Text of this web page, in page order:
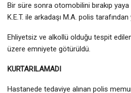
Bir süre sonra otomobilini bırakıp
K.E.T. ile arkadaşı M.A. polis tarafından
Ehliyetsiz ve alkollü olduğu tespit
üzere emniyete götürüldü.
KURTARILAMADI
Hastanede tedaviye alınan polis